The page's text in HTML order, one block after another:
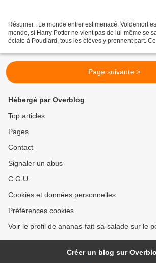
Résumer : Le monde entier est menacé. Voldemort
monde, si Harry Potter ne vient pas de lui-même se
éclate à Poudlard, tous les élèves y prennent part.
Page suivante >
Hébergé par Overblog
Top articles
Pages
Contact
Signaler un abus
C.G.U.
Cookies et données personnelles
Préférences cookies
Voir le profil de ananas-fait-sa-salade sur le
Créer un blog sur